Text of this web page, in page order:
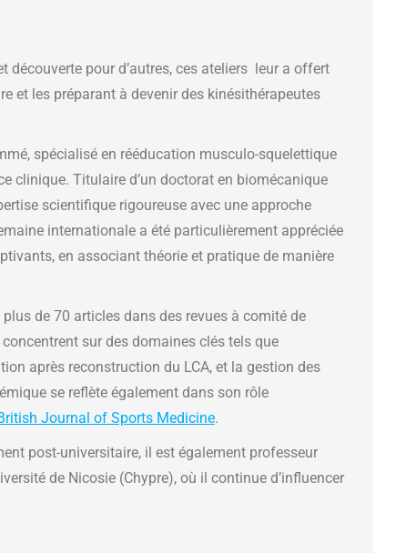
découverte pour d’autres, ces ateliers leur a offert
et les préparant à devenir des kinésithérapeutes
spécialisé en rééducation musculo-squelettique
clinique. Titulaire d’un doctorat en biomécanique
scientifique rigoureuse avec une approche
internationale a été particulièrement appréciée
en associant théorie et pratique de manière
de 70 articles dans des revues à comité de
sur des domaines clés tels que
après reconstruction du LCA, et la gestion des
se reflète également dans son rôle
Journal of Sports Medicine.
post-universitaire, il est également professeur
de Nicosie (Chypre), où il continue d’influencer